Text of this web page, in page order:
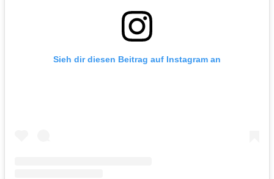
Sieh dir diesen Beitrag auf Instagram an